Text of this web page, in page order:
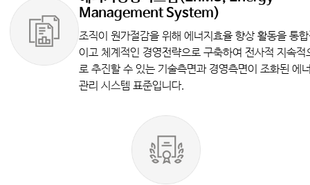
Management System)
조직이 원가절감을 위해 에너지효율 향상 활동을 통
이고 체계적인 경영전략으로 구축하여 전사적 지속적
로 추진할 수 있는 기술측면과 경영측면이 조화된 에
관리 시스템 표준입니다.